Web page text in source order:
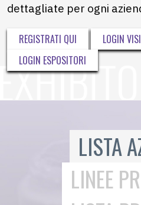
dettagliate per ogni
REGISTRATI QUI
LOGIN
LOGIN ESPOSITORI
LISTA
LINEE